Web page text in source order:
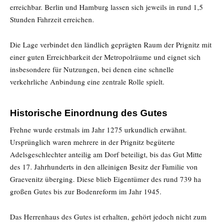
erreichbar. Berlin und Hamburg lassen sich jeweils in rund 1,5
Stunden Fahrzeit erreichen.
Die Lage verbindet den ländlich geprägten Raum der Prignitz mit
einer guten Erreichbarkeit der Metropolräume und eignet sich
insbesondere für Nutzungen, bei denen eine schnelle
verkehrliche Anbindung eine zentrale Rolle spielt.
Historische Einordnung des Gutes
Frehne wurde erstmals im Jahr 1275 urkundlich erwähnt.
Ursprünglich waren mehrere in der Prignitz begüterte
Adelsgeschlechter anteilig am Dorf beteiligt, bis das Gut Mitte
des 17. Jahrhunderts in den alleinigen Besitz der Familie von
Graevenitz überging. Diese blieb Eigentümer des rund 739 ha
großen Gutes bis zur Bodenreform im Jahr 1945.
Das Herrenhaus des Gutes ist erhalten, gehört jedoch nicht zum